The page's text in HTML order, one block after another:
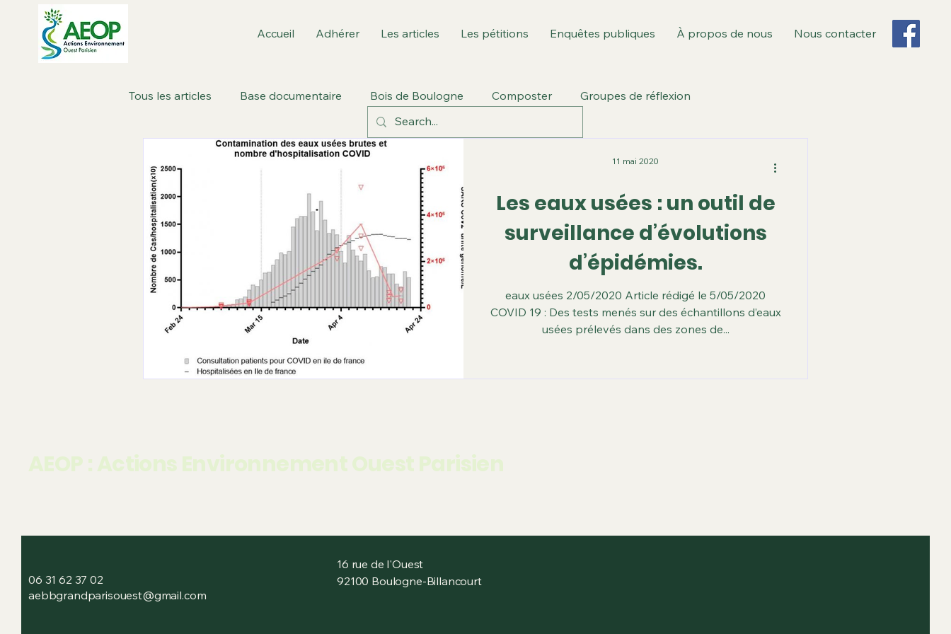
Accueil Adhérer Les articles Les pétitions Enquêtes publiques À propos de nous Nous contacter
Tous les articles Base documentaire Bois de Boulogne Composter Groupes de réflexion
Boulogne-Billancourt : dans la vill Environnement culturel
Paris Ouest: GPSO/T3 Berges de Seine Parc Rotschild Sèvres
Roland Garros Plan local d'urbanisme Sport dans la ville Territoire T3
enquêtes publiques et recours Carence d'espaces verts dates des matchs & évènements Archives
Cimetière Pierre Grenier à la une les arbres La Seine
Les eaux usées : un outil de
surveillance d’évolutions
d’épidémies.
eaux usées 2/05/2020 Article rédigé le 5/05/2020
COVID 19 : Des tests menés sur des échantillons d’eaux
usées prélevés dans des zones de...
11 mai 2020
AEOP : Actions Environnement Ouest Parisien
06 31 62 37 02
aebbgrandparisouest@gmail.com
16 rue de l'Ouest
92100 Boulogne-Billancourt